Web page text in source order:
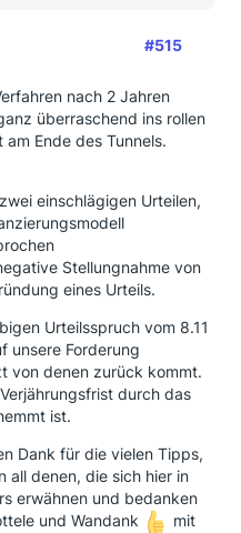
#515
nach 2 Jahren
überraschend ins rollen
Ende des Tunnels.
einschlägigen Urteilen,
Stellungnahme von
eines Urteils.
Urteilsspruch vom 8.11
unsere Forderung
von denen zurück kommt.
durch das
ist.
Dank für die vielen Tipps,
all denen, die sich hier in
erwähnen und bedanken
und Wandank
mit